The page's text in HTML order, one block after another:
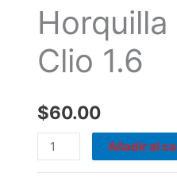
Clio 1.6
$60.00
Embrague
Renault
Clio
1.6
Añadir al